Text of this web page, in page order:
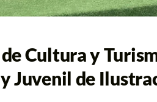
Cultura y
Juvenil de